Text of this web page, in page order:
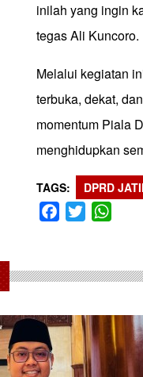
inilah yang ingin
tegas Ali Kuncoro.
Melalui kegiatan
terbuka, dekat,
momentum Piala
menghidupkan
TAGS DPRD
Facebook
Twitter